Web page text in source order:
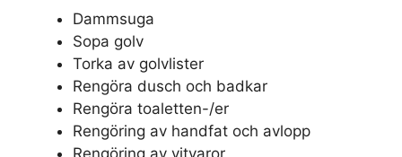
Dammsuga
Sopa golv
Torka av golvlister
Rengöra dusch och badkar
Rengöra toaletten-/er
Rengöring av handfat och avlopp